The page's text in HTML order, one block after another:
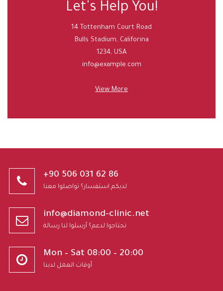
Let's Help You!
14 Tottenham Court Road
Bulls Stadium, Califorina
1234, USA
info@example.com
View More
+90 506 031 62 86
لديكم استفسار؟ تواصلوا معنا
info@diamond-clinic.net
تحتاجوا لدعم؟ أرسلوا لنا رسالة
Mon – Sat 08:00 – 20:00
أوقات العمل لدينا